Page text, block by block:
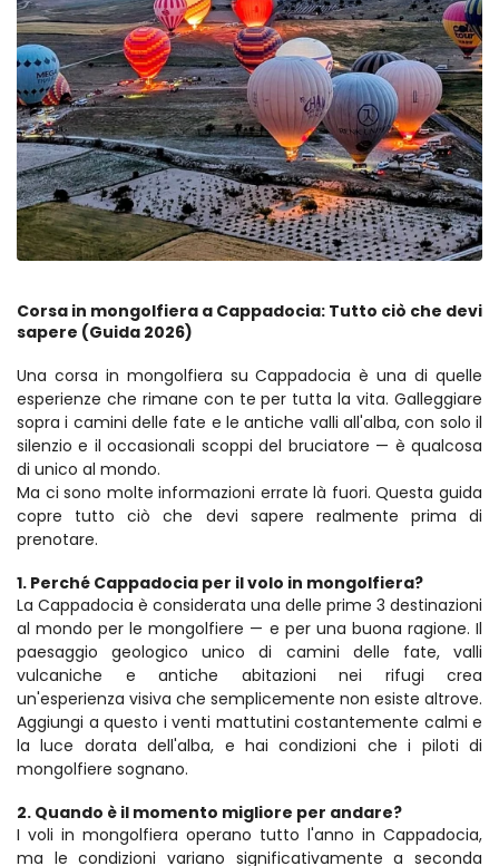
Corsa in mongolfiera a Cappadocia: Tutto ciò che devi
sapere (Guida 2026)
Una corsa in mongolfiera su Cappadocia è una di quelle
esperienze che rimane con te per tutta la vita. Galleggiare
sopra i camini delle fate e le antiche valli all'alba, con solo il
silenzio e il occasionali scoppi del bruciatore — è qualcosa
di unico al mondo.
Ma ci sono molte informazioni errate là fuori. Questa guida
copre tutto ciò che devi sapere realmente prima di
prenotare.
1. Perché Cappadocia per il volo in mongolfiera?
La Cappadocia è considerata una delle prime 3 destinazioni
al mondo per le mongolfiere — e per una buona ragione. Il
paesaggio geologico unico di camini delle fate, valli
vulcaniche e antiche abitazioni nei rifugi crea
un'esperienza visiva che semplicemente non esiste altrove.
Aggiungi a questo i venti mattutini costantemente calmi e
la luce dorata dell'alba, e hai condizioni che i piloti di
mongolfiere sognano.
2. Quando è il momento migliore per andare?
I voli in mongolfiera operano tutto l'anno in Cappadocia,
ma le condizioni variano significativamente a seconda